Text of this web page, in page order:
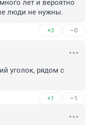
лет и вероятно
люди не нужны.
+3 –0
уголок, рядом с
+1 –1